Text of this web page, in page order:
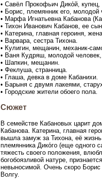
• Савёл Прокофьич Дико́й, купец,
• Борис, племянник его, молодой
• Марфа Игнатьевна Кабанова
• Тихон Иванович Кабанов, ее
• Катерина, главная героиня,
• Варвара, сестра Тихона.
• Кулигин, мещанин, механик-
• Ваня Кудряш, молодой
• Шапкин, мещанин.
• Феклуша, странница.
• Глаша, девка в доме Кабанихи.
• Барыня с двумя лакеями,
• Городские жители обоего пола.
Сюжет
В семействе Кабановых царит
Кабанова. Катерина, главная
вышла замуж за Тихона, её
племянника Дико́го (еще одного
тяжесть своего положения,
богобоязливой натуре,
невыносимой. Очень скоро Борис
Волгу.